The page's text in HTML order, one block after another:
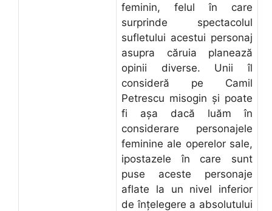
feminin, felul în care
surprinde spectacolul
sufletului acestui personaj
asupra căruia planează
opinii diverse. Unii îl
consideră pe Camil
Petrescu misogin şi poate
fi aşa dacă luăm în
considerare personajele
feminine ale operelor sale,
ipostazele în care sunt
puse aceste personaje
aflate la un nivel inferior
de înţelegere a absolutului